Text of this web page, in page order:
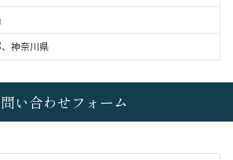
神奈川県
い合わせフォーム